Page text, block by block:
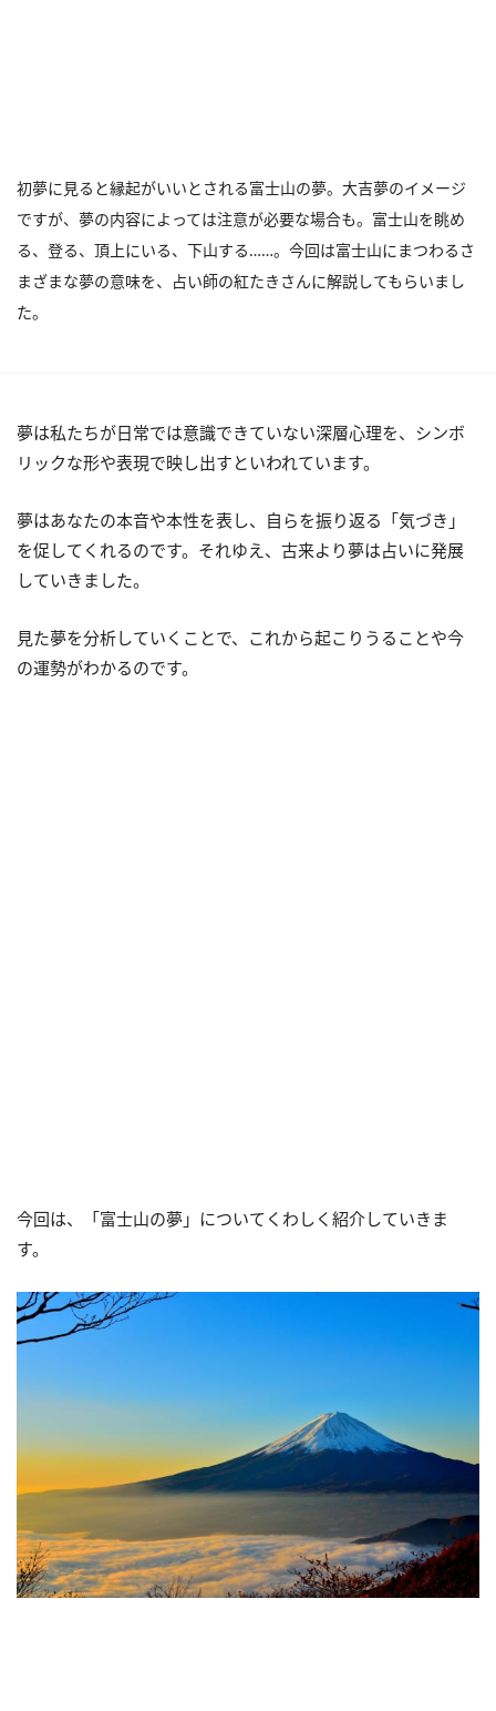
初夢に見ると縁起がいいとされる富士山の夢。大吉夢のイメージ
ですが、夢の内容によっては注意が必要な場合も。富士山を眺め
る、登る、頂上にいる、下山する……。今回は富士山にまつわるさ
まざまな夢の意味を、占い師の紅たきさんに解説してもらいまし
た。
夢は私たちが日常では意識できていない深層心理を、シンボ
リックな形や表現で映し出すといわれています。
夢はあなたの本音や本性を表し、自らを振り返る「気づき」
を促してくれるのです。それゆえ、古来より夢は占いに発展
していきました。
見た夢を分析していくことで、これから起こりうることや今
の運勢がわかるのです。
今回は、「富士山の夢」についてくわしく紹介していきま
す。